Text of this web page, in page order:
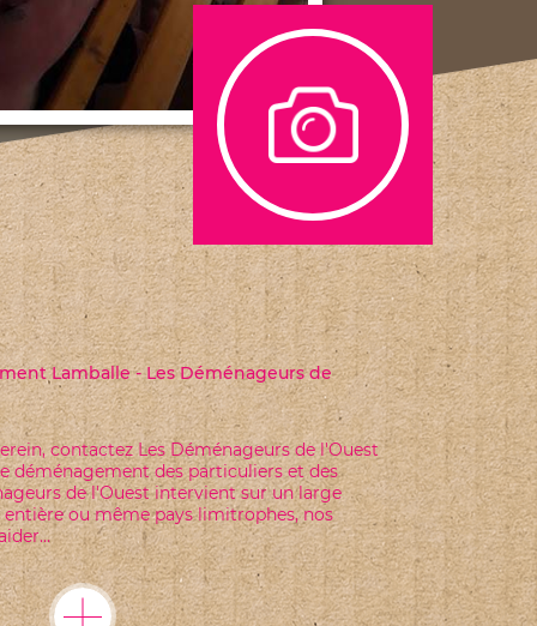
DE DEMENAGEMENT
une remise de 10 % à partir de 50 €
31/01/2019. Contactez nous sans...